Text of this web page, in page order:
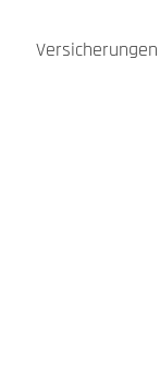
Versicherungen